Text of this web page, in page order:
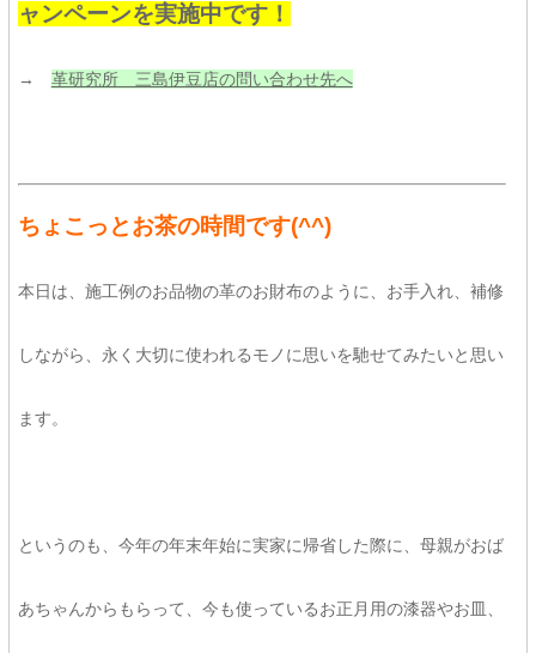
ャンペーンを実施中です！
→ 革研究所 三島伊豆店の問い合わせ先へ
ちょこっとお茶の時間です(^^)
本日は、施工例のお品物の革のお財布のように、お手入れ、補修
しながら、永く大切に使われるモノに思いを馳せてみたいと思い
ます。
というのも、今年の年末年始に実家に帰省した際に、母親がおば
あちゃんからもらって、今も使っているお正月用の漆器やお皿、